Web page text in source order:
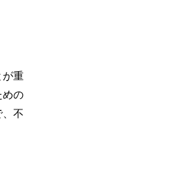
が重
めの
、不